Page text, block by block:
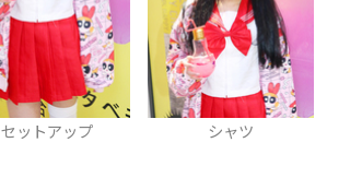
セットアップ シャツ